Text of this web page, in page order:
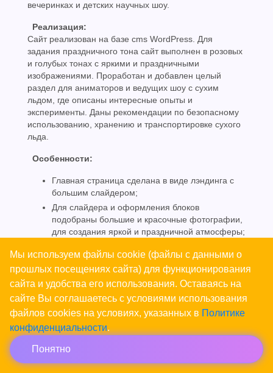
вечеринках и детских научных шоу.
Реализация:
Сайт реализован на базе cms WordPress. Для
задания праздничного тона сайт выполнен в розовых
и голубых тонах с яркими и праздничными
изображениями. Проработан и добавлен целый
раздел для аниматоров и ведущих шоу с сухим
льдом, где описаны интересные опыты и
эксперименты. Даны рекомендации по безопасному
использованию, хранению и транспортировке сухого
льда.
Особенности:
Главная страница сделана в виде лэндинга с
большим слайдером;
Для слайдера и оформления блоков
подобраны большие и красочные фотографии,
для создания яркой и праздничной атмосферы;
различными предложениями сухого льда,
добавлен раздел с описанием опытов и
экспериментов уместных на вечеринках,
праздниках и детских научно-познавательных
шоу;
дает возможность оставить заявку на звонок
менеджера не только с коммерческих, но и с
Мы используем файлы cookie (файлы с данными о
прошлых посещениях сайта) для функционирования
сайта и удобства его использования. Оставаясь на
сайте Вы соглашаетесь с условиями использования
файлов cookies на условиях, указанных в Политике
конфиденциальности.
Понятно